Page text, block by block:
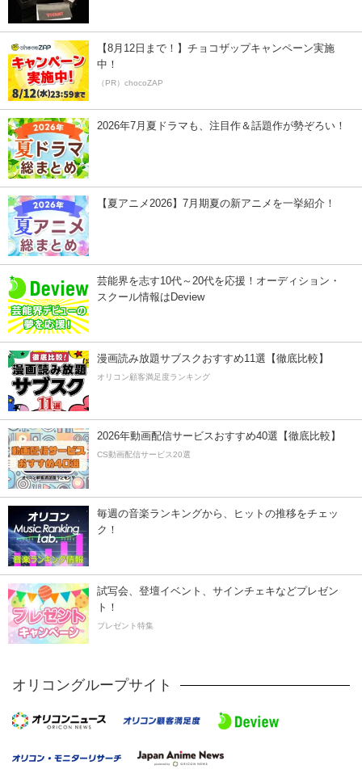
【8月12日まで！】チョコザップキャンペーン実施
中！
（PR）chocoZAP
2026年7月夏ドラマも、注目作＆話題作が勢ぞろい！
【夏アニメ2026】7月期夏の新アニメを一挙紹介！
芸能界を志す10代～20代を応援！オーディション・
スクール情報はDeview
漫画読み放題サブスクおすすめ11選【徹底比較】
オリコン顧客満足度ランキング
2026年動画配信サービスおすすめ40選【徹底比較】
CS動画配信サービス20選
毎週の音楽ランキングから、ヒットの推移をチェッ
ク！
試写会、登壇イベント、サインチェキなどプレゼン
ト！
プレゼント特集
オリコングループサイト